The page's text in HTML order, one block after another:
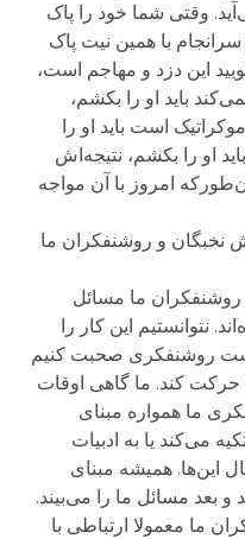
وقتی شما خود را پاک
سرانجام با همین نیت پاک
این دزد و مهاجم است،
باید او را بکشم،
است باید او را
او را بکشم، نتیجه‌اش
امروز با آن مواجه
نخبگان و روشنفکران ما
روشنفکران ما مسائل
نتوانستیم این کار را
روشنفکری صحبت کنیم
حرکت کند. ما گاهی اوقات
ما همواره مبنای
می‌کند یا به ادبیات
این‌ها. همیشه مبنای
و بعد مسائل ما را می‌بیند.
ما معمولا ارتباطی با